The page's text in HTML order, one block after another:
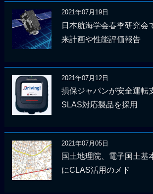
2021年07月19日
日本航海学会春季研究会
来計画や性能評価報告
2021年07月12日
損保ジャパンが安全運転
SLAS対応製品を採用
2021年07月05日
国土地理院、電子国土基
にCLAS活用のメド